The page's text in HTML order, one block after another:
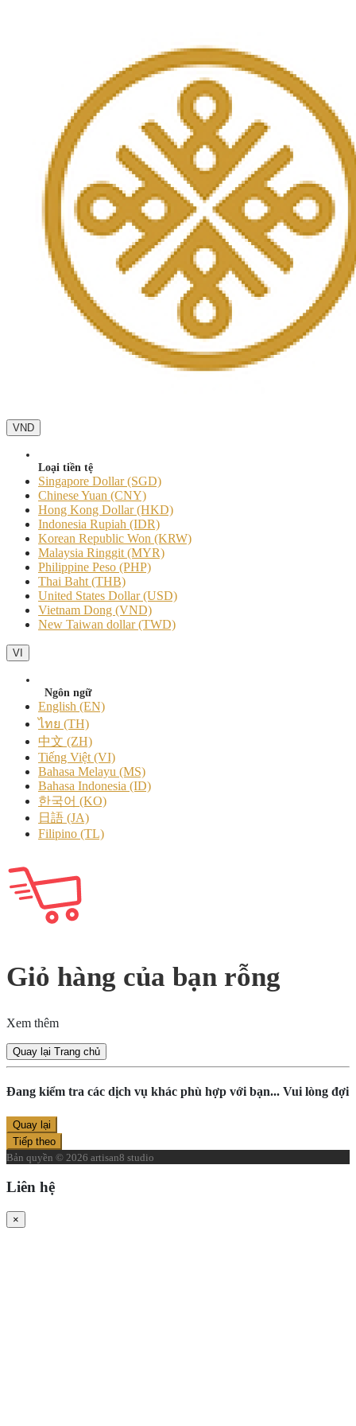
VND
Loại tiền tệ
Singapore Dollar (SGD)
Chinese Yuan (CNY)
Hong Kong Dollar (HKD)
Indonesia Rupiah (IDR)
Korean Republic Won (KRW)
Malaysia Ringgit (MYR)
Philippine Peso (PHP)
Thai Baht (THB)
United States Dollar (USD)
Vietnam Dong (VND)
New Taiwan dollar (TWD)
VI
Ngôn ngữ
English (EN)
ไทย (TH)
中文 (ZH)
Tiếng Việt (VI)
Bahasa Melayu (MS)
Bahasa Indonesia (ID)
한국어 (KO)
日語 (JA)
Filipino (TL)
Giỏ hàng của bạn rỗng
Xem thêm
Quay lại Trang chủ
Đang kiểm tra các dịch vụ khác phù hợp với bạn... Vui lòng đợi
Quay lại
Tiếp theo
Bản quyền © 2026 artisan8 studio
Liên hệ
×